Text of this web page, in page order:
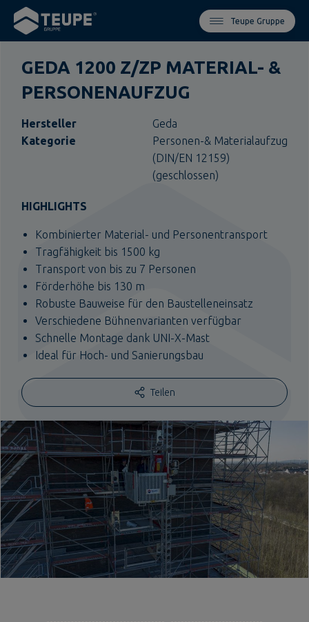
Teupe Gruppe
GEDA 1200 Z/ZP MATERIAL- &
PERSONENAUFZUG
Hersteller
Geda
Kategorie
Personen-& Materialaufzug
(DIN/EN 12159)
(geschlossen)
HIGHLIGHTS
Kombinierter Material- und Personentransport
Tragfähigkeit bis 1500 kg
Transport von bis zu 7 Personen
Förderhöhe bis 130 m
Robuste Bauweise für den Baustelleneinsatz
Verschiedene Bühnenvarianten verfügbar
Schnelle Montage dank UNI-X-Mast
Ideal für Hoch- und Sanierungsbau
Teilen